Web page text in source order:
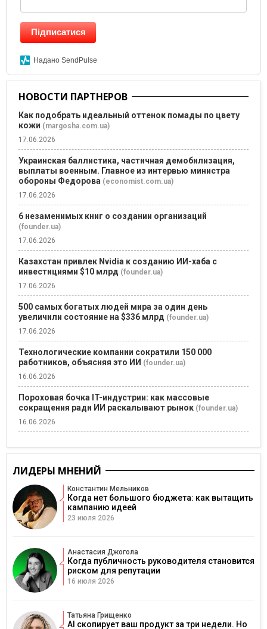
Підписатися
Надано SendPulse
НОВОСТИ ПАРТНЕРОВ
Как подобрать идеальный оттенок помады по цвету
кожи (margosha.com.ua)
17.06.2026
Украинская баллистика, частичная демобилизация,
выплаты военным. Главное из интервью министра
обороны Федорова (economist.com.ua)
17.06.2026
6 незаменимых книг о создании организаций
(founder.ua)
17.06.2026
Казахстан привлек Nvidia к созданию ИИ-хаба с
инвестициями $10 млрд (founder.ua)
17.06.2026
500 самых богатых людей мира за один день
увеличили состояние на $336 млрд (founder.ua)
17.06.2026
Технологические компании сократили 150 000
работников, объясняя это ИИ (founder.ua)
16.06.2026
Пороховая бочка IT-индустрии: как массовые
сокращения ради ИИ раскалывают рынок (founder.ua)
16.06.2026
ЛИДЕРЫ МНЕНИЙ
Константин Мельников
Когда нет большого бюджета: как вытащить
кампанию идеей
23 июля 2026
Анастасия Джогола
Когда публичность руководителя становится
риском для репутации
16 июля 2026
Татьяна Грищенко
AI скопирует ваш продукт за три недели. Но